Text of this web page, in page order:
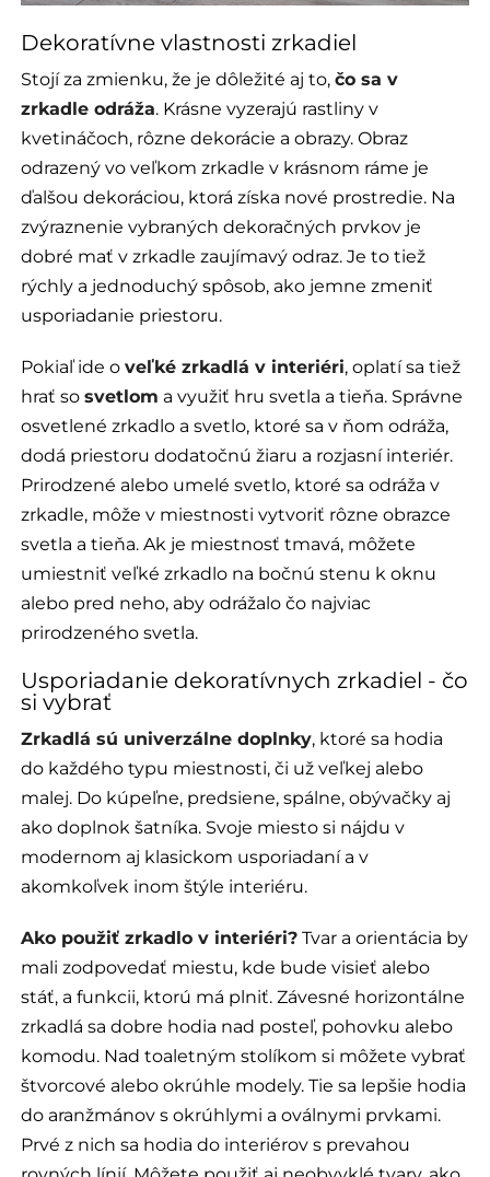
Dekoratívne vlastnosti zrkadiel
Stojí za zmienku, že je dôležité aj to,čo sa v
zrkadle odráža. Krásne vyzerajú rastliny v
kvetináčoch, rôzne dekorácie a obrazy. Obraz
odrazený vo veľkom zrkadle v krásnom ráme je
ďalšou dekoráciou, ktorá získa nové prostredie. Na
zvýraznenie vybraných dekoračných prvkov je
dobré mať v zrkadle zaujímavý odraz. Je to tiež
rýchly a jednoduchý spôsob, ako jemne zmeniť
usporiadanie priestoru.
Pokiaľ ide oveľké zrkadlá v interiéri, oplatí sa tiež
hrať sosvetlom a využiť hru svetla a tieňa. Správne
osvetlené zrkadlo a svetlo, ktoré sa v ňom odráža,
dodá priestoru dodatočnú žiaru a rozjasní interiér.
Prirodzené alebo umelé svetlo, ktoré sa odráža v
zrkadle, môže v miestnosti vytvoriť rôzne obrazce
svetla a tieňa. Ak je miestnosť tmavá, môžete
umiestniť veľké zrkadlo na bočnú stenu k oknu
alebo pred neho, aby odrážalo čo najviac
prirodzeného svetla.
Usporiadanie dekoratívnych zrkadiel - čo
si vybrať
Zrkadlá sú univerzálne doplnky, ktoré sa hodia
do každého typu miestnosti, či už veľkej alebo
malej. Do kúpeľne, predsiene, spálne, obývačky aj
ako doplnok šatníka. Svoje miesto si nájdu v
modernom aj klasickom usporiadaní a v
akomkoľvek inom štýle interiéru.
Ako použiť zrkadlo v interiéri? Tvar a orientácia by
mali zodpovedať miestu, kde bude visieť alebo
stáť, a funkcii, ktorú má plniť. Závesné horizontálne
zrkadlá sa dobre hodia nad posteľ, pohovku alebo
komodu. Nad toaletným stolíkom si môžete vybrať
štvorcové alebo okrúhle modely. Tie sa lepšie hodia
do aranžmánov s okrúhlymi a oválnymi prvkami.
Prvé z nich sa hodia do interiérov s prevahou